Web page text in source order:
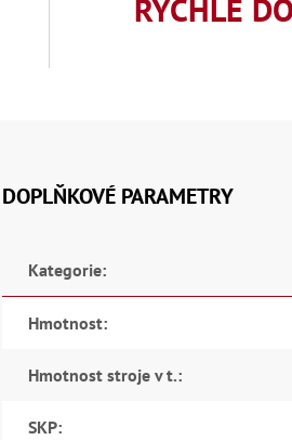
RYCHLÉ
DOPLŇKOVÉ PARAMETRY
Kategorie:
Hmotnost:
Hmotnost stroje v t.:
SKP: